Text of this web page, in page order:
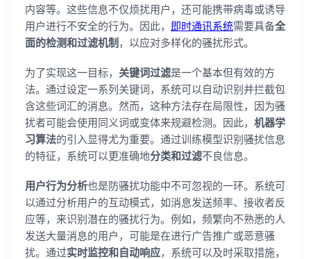
内容等。这些信息不仅烦扰用户，还可能携带病毒或诱导
用户进行不安全的行为。因此，
即时通讯系统需要具备全
面的检测和过滤机制 ，以应对多样化的骚扰形式。
为了实现这一目标， 关键词过滤是一个基本但有效的方
法。通过设定一系列关键词，系统可以自动识别并拦截包
含这些词汇的消息。然而，这种方法存在局限性，因为骚
扰者可能会使用同义词或变体来规避检测。因此， 机器学
习算法的引入显得尤为重要。通过训练模型识别骚扰信息
的特征，系统可以更准确地分类和过滤不良信息。
用户行为分析也是防骚扰功能中不可忽视的一环。系统可
以通过分析用户的互动模式，如消息发送频率、接收者反
应等，来识别潜在的骚扰行为。例如，频繁向不熟悉的人
发送大量消息的用户，可能是在进行广告推广或恶意骚
扰。通过实时监控和自动响应，系统可以及时采取措施，